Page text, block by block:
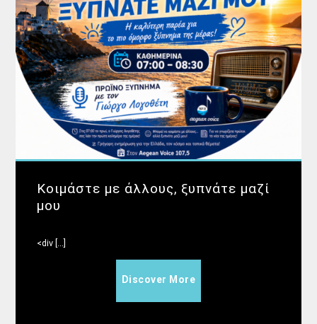
Κοιμάστε με άλλους, ξυπνάτε μαζί
μου
<div [...]
Discover More